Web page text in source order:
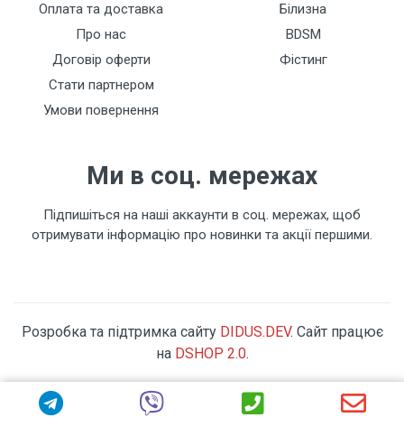
Оплата та доставка
Про нас
Договір оферти
Стати партнером
Умови повернення
Білизна
BDSM
Фістинг
Ми в соц. мережах
Підпишіться на наші аккаунти в соц. мережах, щоб
отримувати інформацію про новинки та акції першими.
Copyright © 2026 Секс-шоп Dolce Vita. Всі права захищені.
Розробка та підтримка сайту DIDUS.DEV. Сайт працює
на DSHOP 2.0.